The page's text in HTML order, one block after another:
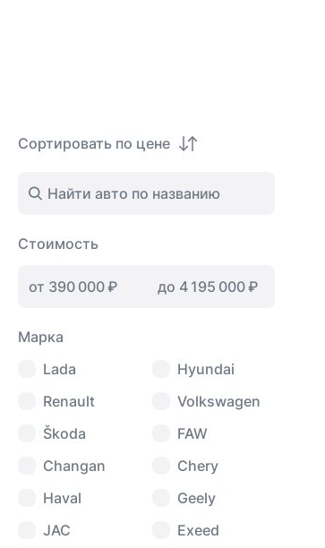
Сортировать по цене
Стоимость
Марка
Lada
Hyundai
Renault
Volkswagen
Škoda
FAW
Changan
Chery
Haval
Geely
JAC
Exeed